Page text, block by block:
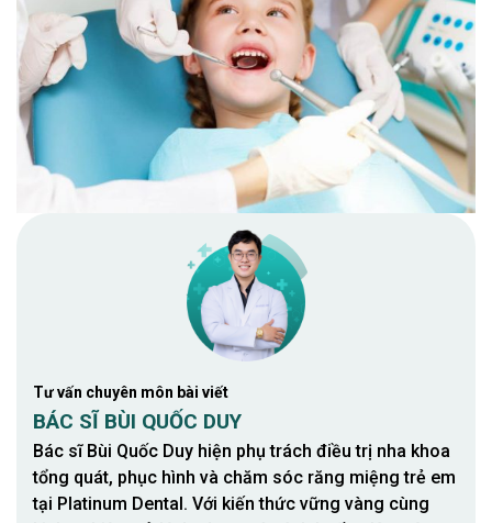
Tư vấn chuyên môn bài viết
BÁC SĨ BÙI QUỐC DUY
Bác sĩ Bùi Quốc Duy hiện phụ trách điều trị nha khoa
tổng quát, phục hình và chăm sóc răng miệng trẻ em
tại Platinum Dental. Với kiến thức vững vàng cùng